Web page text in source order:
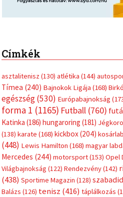
Címkék
asztalitenisz (130) atlétika (144)
Tímea (240) Bajnokok Ligája (168)
egészség(530) Európabajnokság
forma 1 (1165) Futball(760)
Katinka (186) hungaroring (181)
(138) karate (168) kickbox(204)
(448) Lewis Hamilton (168) magyar
Mercedes (244) motorsport(153) Opel
Világbajnokság (122) Rendezvény(142)
(438) Sportime Magazin (128)
Balázs (126) tenisz (416) táplálkozás